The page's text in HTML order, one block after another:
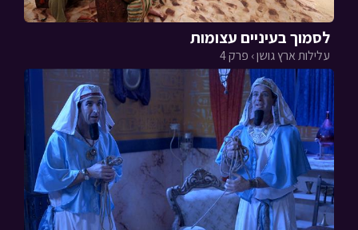
לסמוך בעיניים עצומות
עלילות ארץ גושן › פרק 4